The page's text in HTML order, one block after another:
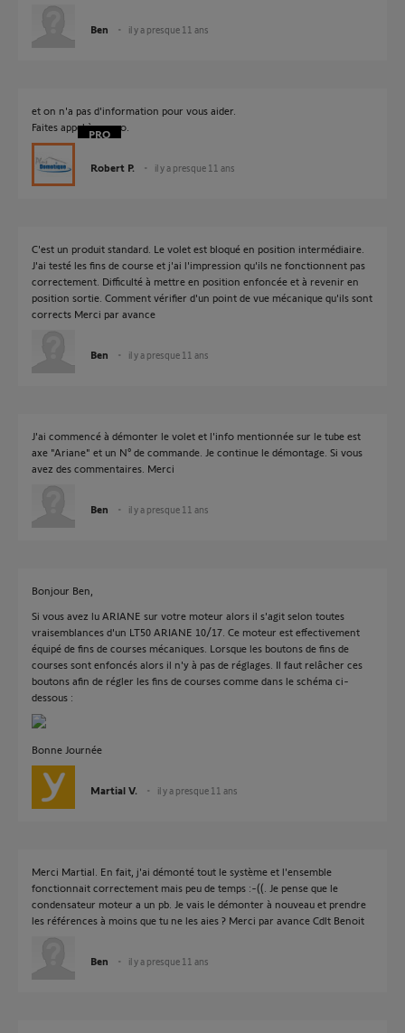
Ben il y a presque 11 ans
et on n'a pas d'information pour vous aider.
Faites appel à un pro.
Robert P. il y a presque 11 ans
C'est un produit standard. Le volet est bloqué en position intermédiaire.
J'ai testé les fins de course et j'ai l'impression qu'ils ne fonctionnent pas
correctement. Difficulté à mettre en position enfoncée et à revenir en
position sortie. Comment vérifier d'un point de vue mécanique qu'ils sont
corrects Merci par avance
Ben il y a presque 11 ans
J'ai commencé à démonter le volet et l'info mentionnée sur le tube est
axe "Ariane" et un N° de commande. Je continue le démontage. Si vous
avez des commentaires. Merci
Ben il y a presque 11 ans
Bonjour Ben,
Si vous avez lu ARIANE sur votre moteur alors il s'agit selon toutes
vraisemblances d'un LT50 ARIANE 10/17. Ce moteur est effectivement
équipé de fins de courses mécaniques. Lorsque les boutons de fins de
courses sont enfoncés alors il n'y à pas de réglages. Il faut relâcher ces
boutons afin de régler les fins de courses comme dans le schéma ci-
dessous :
Bonne Journée
Martial V. il y a presque 11 ans
Merci Martial. En fait, j'ai démonté tout le système et l'ensemble
fonctionnait correctement mais peu de temps :-((. Je pense que le
condensateur moteur a un pb. Je vais le démonter à nouveau et prendre
les références à moins que tu ne les aies ? Merci par avance Cdlt Benoit
Ben il y a presque 11 ans